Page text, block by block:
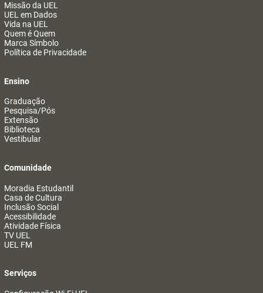
Missão da UEL
UEL em Dados
Vida na UEL
Quem é Quem
Marca Símbolo
Política de Privacidade
Ensino
Graduação
Pesquisa/Pós
Extensão
Biblioteca
Vestibular
Comunidade
Moradia Estudantil
Casa de Cultura
Inclusão Social
Acessibilidade
Atividade Física
TV UEL
UEL FM
Serviços